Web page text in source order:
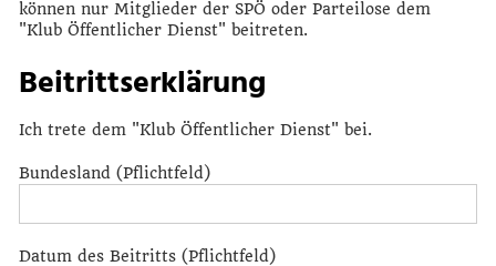
können nur Mitglieder der SPÖ oder Parteilose dem
"Klub Öffentlicher Dienst" beitreten.
Beitrittserklärung
Ich trete dem "Klub Öffentlicher Dienst" bei.
Bundesland (Pflichtfeld)
Datum des Beitritts (Pflichtfeld)